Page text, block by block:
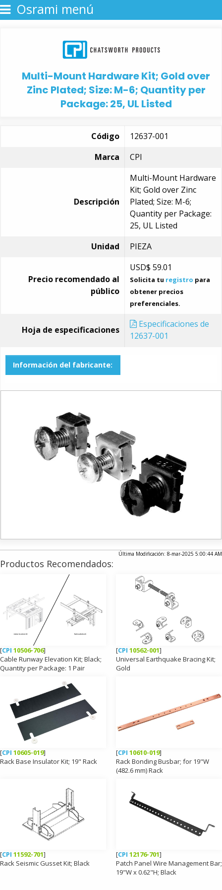
Osrami menú
Multi-Mount Hardware Kit; Gold over
Zinc Plated; Size: M-6; Quantity per
Package: 25, UL Listed
Código
12637-001
Marca
CPI
Descripción
Multi-Mount Hardware
Kit; Gold over Zinc
Plated; Size: M-6;
Quantity per Package:
25, UL Listed
Unidad
PIEZA
Precio recomendado al
público
USD$ 59.01
Solicita tu registro para
obtener precios
preferenciales.
Hoja de especificaciones
Especificaciones de
12637-001
Información del fabricante:
Última Modificación: 8-mar-2025 5:00:44 AM
Productos Recomendados:
[CPI 10506-706]
Cable Runway Elevation Kit; Black;
Quantity per Package: 1 Pair
[CPI 10562-001]
Universal Earthquake Bracing Kit;
Gold
[CPI 10605-019]
Rack Base Insulator Kit; 19" Rack
[CPI 10610-019]
Rack Bonding Busbar; for 19"W
(482.6 mm) Rack
[CPI 11592-701]
Rack Seismic Gusset Kit; Black
[CPI 12176-701]
Patch Panel Wire Management Bar;
19"W x 0.62"H; Black